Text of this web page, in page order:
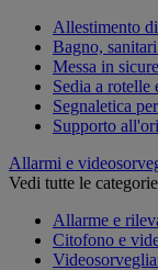
Allestimento
Bagno,
Messa in
Sedia a rotelle
Segnaletica
Supporto
Allarmi e
Vedi tutte le categorie
Allarme e
Citofono e